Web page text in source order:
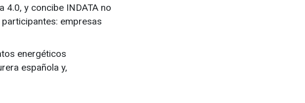
4.0, y concibe INDATA no
empresas
energéticos
española y,